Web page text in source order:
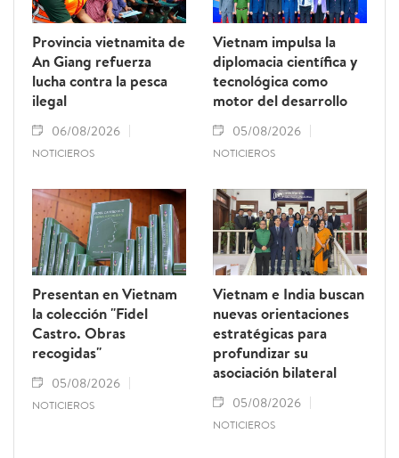
Provincia vietnamita de
An Giang refuerza
lucha contra la pesca
ilegal
06/08/2026
NOTICIEROS
Vietnam impulsa la
diplomacia científica y
tecnológica como
motor del desarrollo
05/08/2026
NOTICIEROS
Presentan en Vietnam
la colección "Fidel
Castro. Obras
recogidas"
05/08/2026
NOTICIEROS
Vietnam e India buscan
nuevas orientaciones
estratégicas para
profundizar su
asociación bilateral
05/08/2026
NOTICIEROS